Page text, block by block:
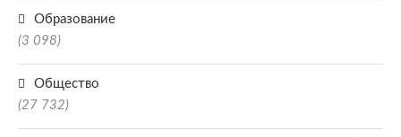
Образование
(3 098)
Общество
(27 732)